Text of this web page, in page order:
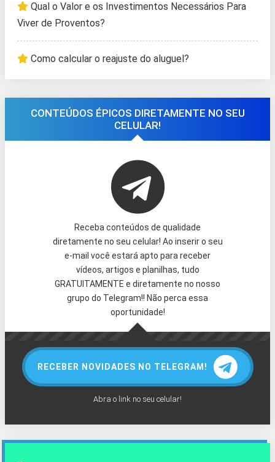
Qual o Valor e os Investimentos Necessários Para
Viver de Proventos?
Como calcular o reajuste do aluguel?
CONTEÚDOS ÉPICOS DIRETAMENTE NO SEU
CELULAR!
Receba conteúdos de qualidade
diretamente no seu celular! Ao inserir o seu
e-mail você estará apto para receber
vídeos, artigos e planilhas, tudo
GRATUITAMENTE e diretamente no nosso
grupo do Telegram!! Não perca essa
oportunidade!
RECEBER NOVIDADES NO TELEGRAM!
Abra o link no seu celular!